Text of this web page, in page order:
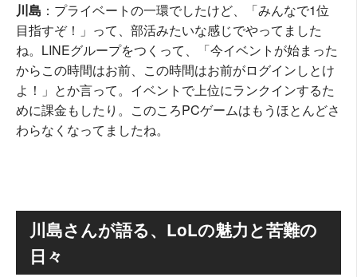
川島 ：プライベートの一環でしたけど、「みんなで1位
目指すぞ！」って、部活みたいな感じでやってました
ね。LINEグループをつくって、「今イベントが始まった
からこの時間はお前、この時間はお前がログインしとけ
よ！」とか言って。イベントで上位にランクインするた
めに課金もしたり。このころPCゲームはもうほとんどさ
わらなくなってましたね。
川島さんが語る、LoLの魅力と苦難の
日々